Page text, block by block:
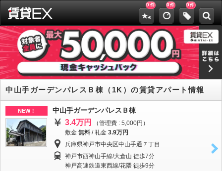
0 件 0件 0件
中山手ガーデンパレスＢ棟（1K）の賃貸アパート情報
NEW！ 中山手ガーデンパレスＢ棟
3.4万円
（管理費 : 5,000円）
敷金 無料 /礼金 3.9万円
兵庫県神戸市中央区中山手通７丁目
神戸市西神山手線/大倉山 徒歩7分
神戸高速鉄道東西線/花隈 徒歩9分